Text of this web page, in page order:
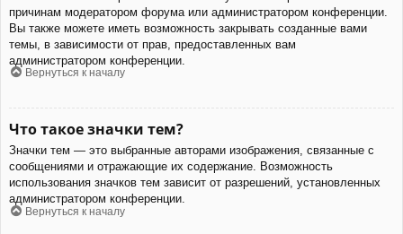
причинам модератором форума или администратором конференции.
Вы также можете иметь возможность закрывать созданные вами
темы, в зависимости от прав, предоставленных вам
администратором конференции.
Вернуться к началу
Что такое значки тем?
Значки тем — это выбранные авторами изображения, связанные с
сообщениями и отражающие их содержание. Возможность
использования значков тем зависит от разрешений, установленных
администратором конференции.
Вернуться к началу